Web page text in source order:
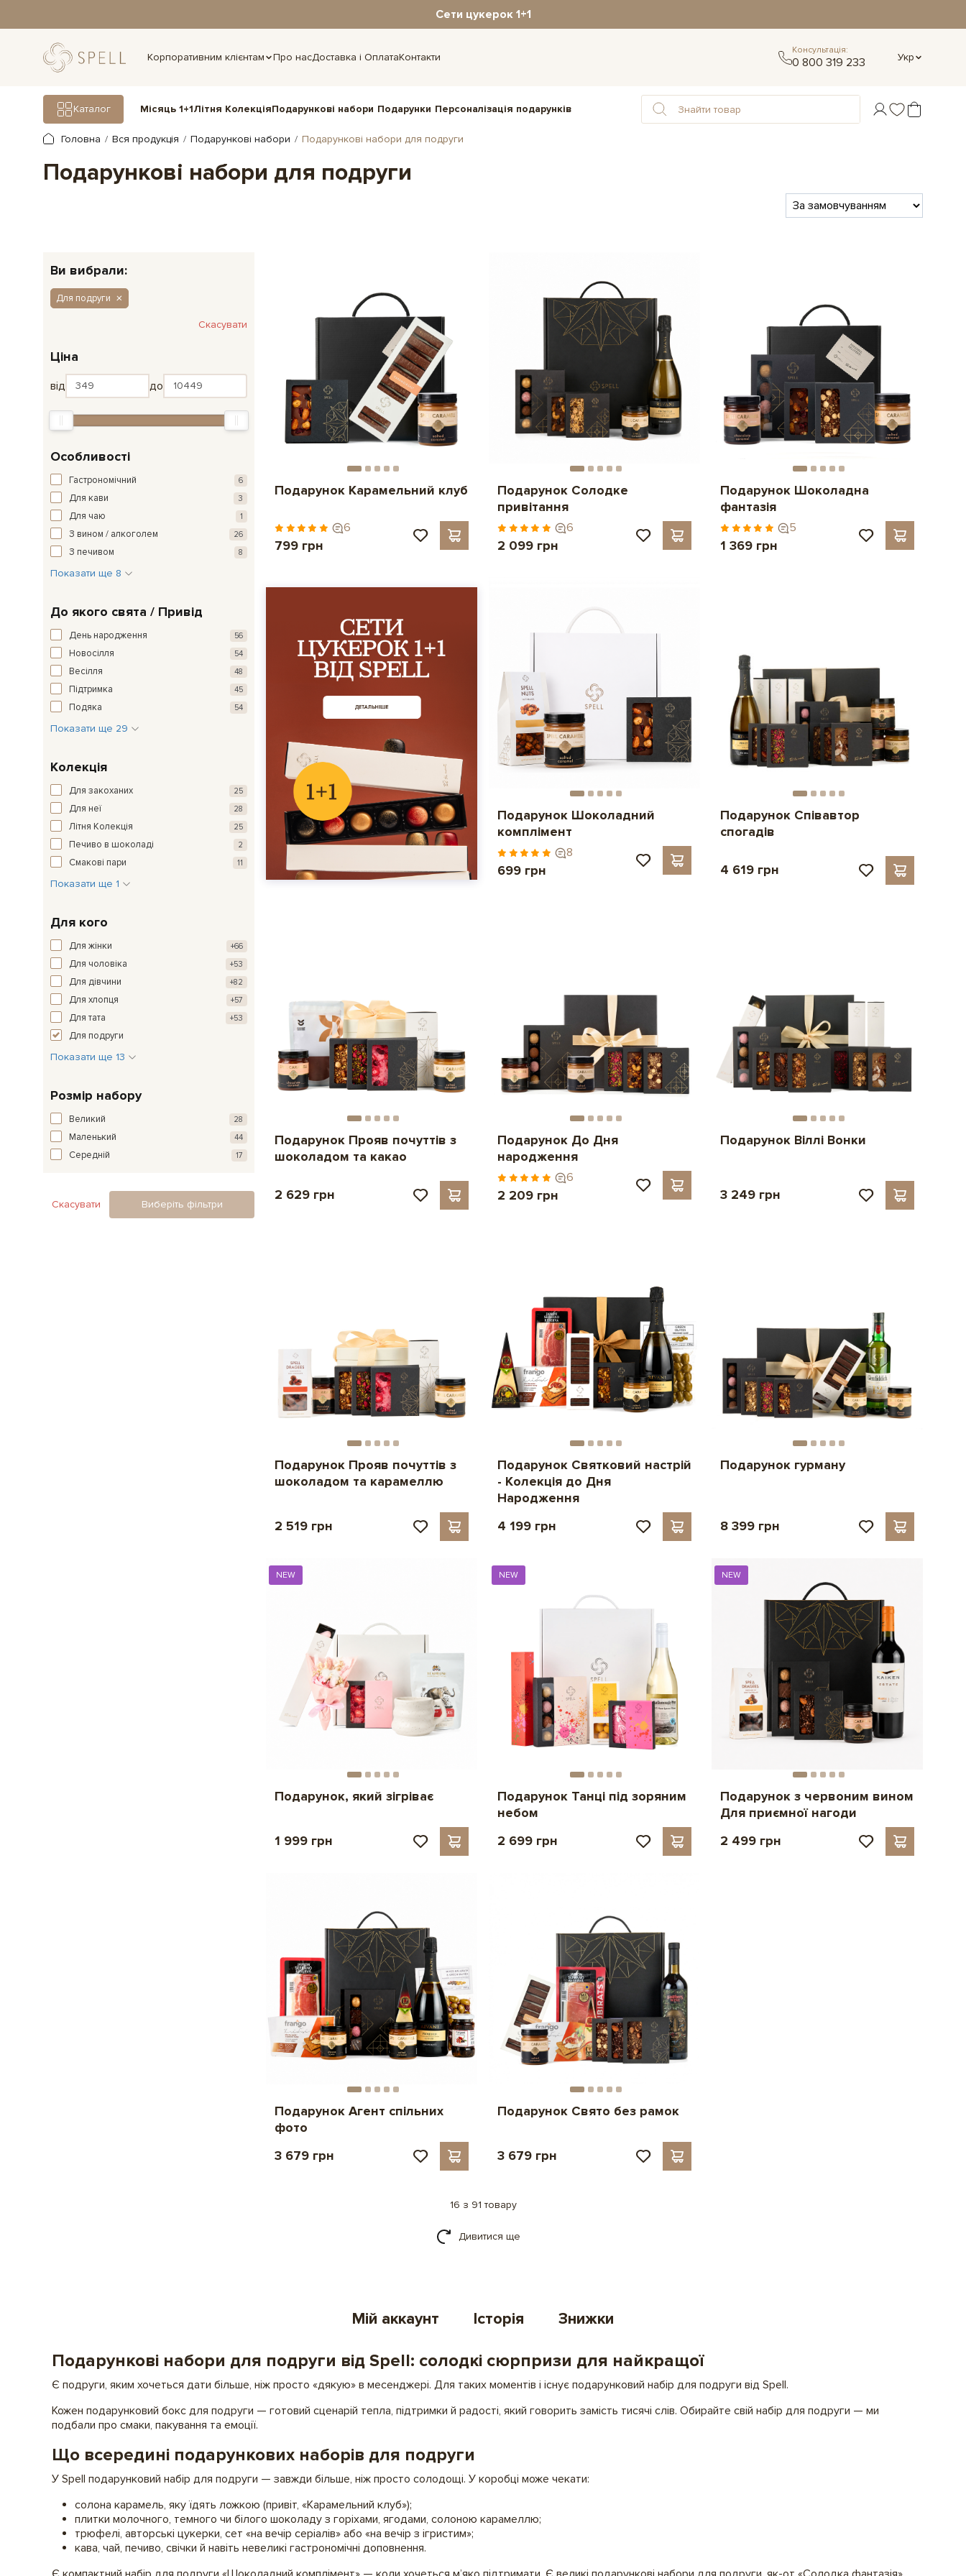
Сети цукерок 1+1
Корпоративним клієнтам Про насДоставка і ОплатаКонтакти
Консультація:
0 800 319 233 Укр
Каталог Місяць 1+1Літня КолекціяПодарункові набори Подарунки Персоналізація подарунків
Головна Вся продукція Подарункові набори Подарункові набори для подруги
Подарункові набори для подруги
Ви вибрали:
Для подруги
Скасувати
Ціна
від до
Особливості
Гастрономічний 6
Для кави 3
Для чаю 1
З вином / алкоголем 26
З печивом 8
Показати ще 8
До якого свята / Привід
День народження 56
Новосілля 54
Весілля 48
Підтримка 45
Подяка 54
Показати ще 29
Колекція
Для закоханих 25
Для неї 28
Літня Колекція 25
Печиво в шоколаді 2
Смакові пари 11
Показати ще 1
Для кого
Для жінки +66
Для чоловіка +53
Для дівчини +82
Для хлопця +57
Для тата +53
Для подруги
Показати ще 13
Розмір набору
Великий 28
Маленький 44
Середній 17
Скасувати Виберіть фільтри
Подарунок Карамельний клуб
6
799 грн
Подарунок Солодке
привітання
6
2 099 грн
Подарунок Шоколадна
фантазія
5
1 369 грн
Подарунок Шоколадний
комплімент
8
699 грн
Подарунок Співавтор
спогадів
4 619 грн
Подарунок Прояв почуттів з
шоколадом та какао
2 629 грн
Подарунок До Дня
народження
6
2 209 грн
Подарунок Віллі Вонки
3 249 грн
Подарунок Прояв почуттів з
шоколадом та карамеллю
2 519 грн
Подарунок Святковий настрій
- Колекція до Дня
Народження
4 199 грн
Подарунок гурману
8 399 грн
NEW
Подарунок, який зігріває
1 999 грн
NEW
Подарунок Танці під зоряним
небом
2 699 грн
NEW
Подарунок з червоним вином
Для приємної нагоди
2 499 грн
Подарунок Агент спільних
фото
3 679 грн
Подарунок Свято без рамок
3 679 грн
16 з 91 товару
Дивитися ще
Мій аккаунт Історія Знижки
Подарункові набори для подруги від Spell: солодкі сюрпризи для найкращої
Є подруги, яким хочеться дати більше, ніж просто «дякую» в месенджері. Для таких моментів і існує подарунковий набір для подруги від Spell.
Кожен подарунковий бокс для подруги — готовий сценарій тепла, підтримки й радості, який говорить замість тисячі слів. Обирайте свій набір для подруги — ми
подбали про смаки, пакування та емоції.
Що всередині подарункових наборів для подруги
У Spell подарунковий набір для подруги — завжди більше, ніж просто солодощі. У коробці може чекати:
солона карамель, яку їдять ложкою (привіт, «Карамельний клуб»);
плитки молочного, темного чи білого шоколаду з горіхами, ягодами, солоною карамеллю;
трюфелі, авторські цукерки, сет «на вечір серіалів» або «на вечір з ігристим»;
кава, чай, печиво, свічки й навіть невеликі гастрономічні доповнення.